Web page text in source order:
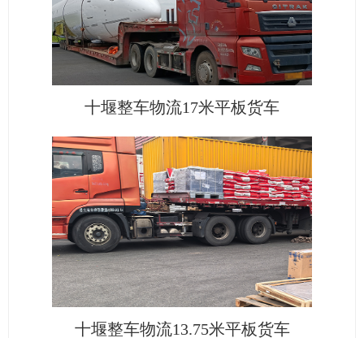
十堰整车物流17米平板货车
十堰整车物流13.75米平板货车